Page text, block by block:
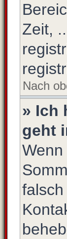
Zeit,
Nach
» Ich
geht